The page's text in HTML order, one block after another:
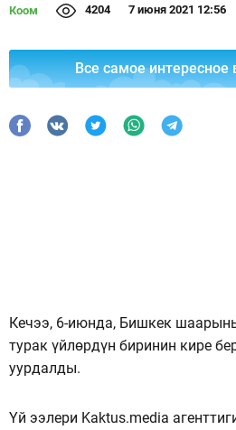
Коом 4204 7 июня 2021 12:56
Все самое интересное
Кечээ, 6-июнда, Бишкек
турак үйлөрдүн биринин кире
уурдалды.
Үй ээлери Kaktus.media